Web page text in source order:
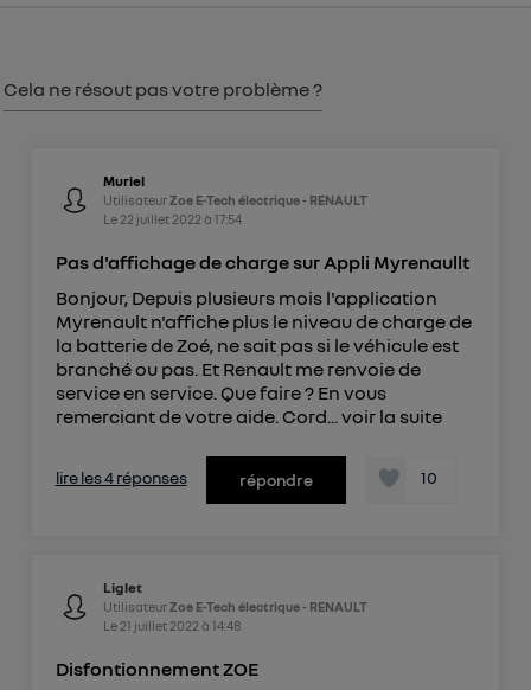
Cela ne résout pas votre problème ?
Muriel
UtilisateurZoe E-Tech électrique - RENAULT
Le 22 juillet 2022 à 17:54
Pas d'affichage de charge sur Appli Myrenaullt
Bonjour, Depuis plusieurs mois l'application
Myrenault n'affiche plus le niveau de charge de
la batterie de Zoé, ne sait pas si le véhicule est
branché ou pas. Et Renault me renvoie de
service en service. Que faire ? En vous
remerciant de votre aide. Cord... voir la suite
lire les 4 réponses répondre 10
Liglet
UtilisateurZoe E-Tech électrique - RENAULT
Le 21 juillet 2022 à 14:48
Disfontionnement ZOE
Pour plus d'informations, veuillez consulter
Politique d'information sur les données